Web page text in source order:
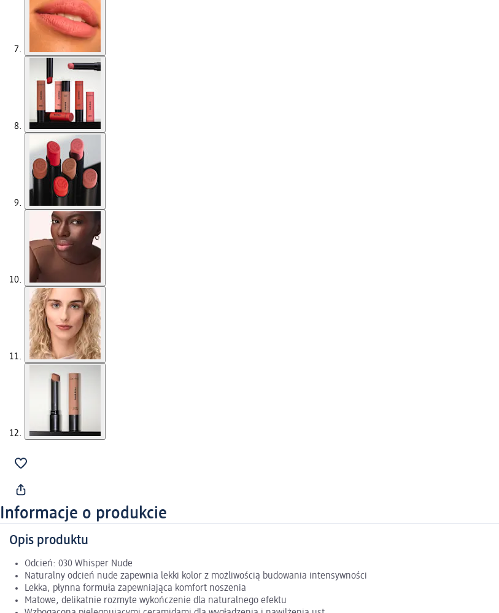
Informacje o produkcie
Opis produktu
Odcień: 030 Whisper Nude
Naturalny odcień nude zapewnia lekki kolor z możliwością budowania intensywności
Lekka, płynna formuła zapewniająca komfort noszenia
Matowe, delikatnie rozmyte wykończenie dla naturalnego efektu